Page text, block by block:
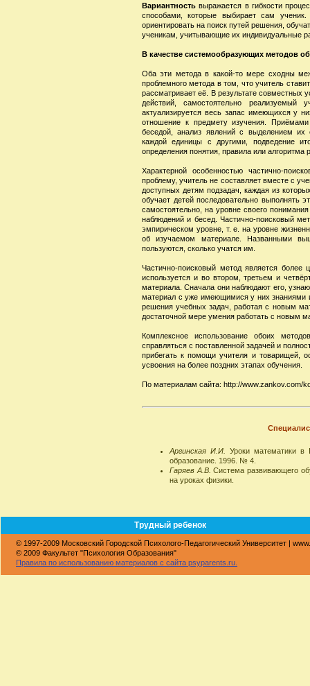
Вариантность выражается в гибкости
способами, которые выбирает сам
ориентировать на поиск путей решения,
ученикам, учитывающие их индивидуальные
В качестве системообразующих методов
Оба эти метода в какой-то мере сходны
проблемного метода в том, что учитель
рассматривает её. В результате совместных
действий, самостоятельно
актуализируется весь запас имеющихся у
отношение к предмету изучения.
беседой, анализ явлений с выделением их
каждой единицы с другими, подведение
определения понятия, правила или алгоритма
Характерной особенностью частично-
проблему, учитель не составляет вместе с
доступных детям подзадач, каждая из
обучает детей последовательно выполнять
самостоятельно, на уровне своего
наблюдений и бесед. Частично-поисковый
эмпирическом уровне, т. е. на уровне
об изучаемом материале. Названными
пользуются, сколько учатся им.
Частично-поисковый метод является
используется и во втором, третьем и
материала. Сначала они наблюдают его,
материал с уже имеющимися у них знаниями
решения учебных задач, работая с новым
достаточной мере умения работать с новым
Комплексное использование обоих
справляться с поставленной задачей и
прибегать к помощи учителя и товарищей,
усвоения на более поздних этапах обучения.
По материалам сайта: http://www.zankov.com/
Аргинская И.И.
Уроки математики в
образование. 1996. № 4.
Гаряев А.В. Система развивающего
на уроках физики.
Трудный ребенок
© 1997-2009 Московский Городской Психолого-Педагогический Университет |
© 2009 Факультет "Психология Образования"
Правила по использованию материалов с сайта psyparents.ru.